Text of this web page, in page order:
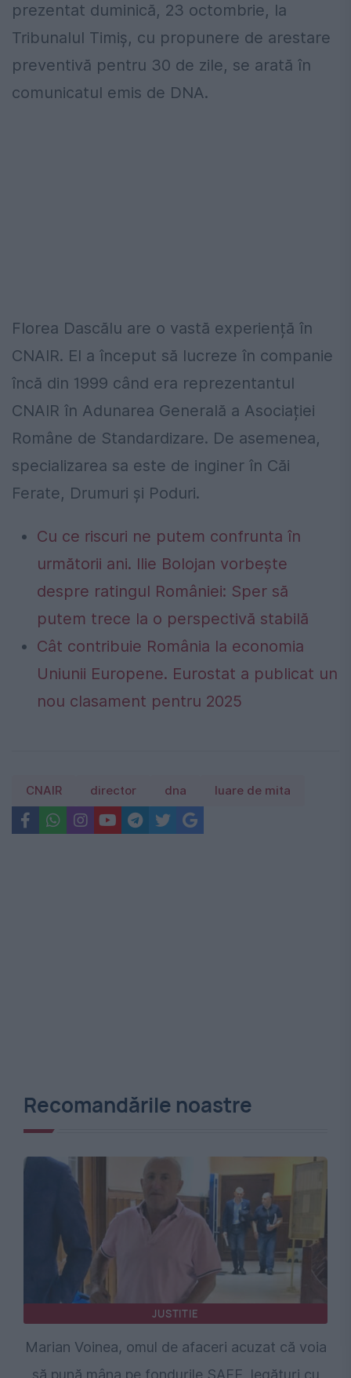
prezentat duminică, 23 octombrie, la
Tribunalul Timiş, cu propunere de arestare
preventivă pentru 30 de zile, se arată în
comunicatul emis de DNA.
Florea Dascălu are o vastă experiență în
CNAIR. El a început să lucreze în companie
încă din 1999 când era reprezentantul
CNAIR în Adunarea Generală a Asociației
Române de Standardizare. De asemenea,
specializarea sa este de inginer în Căi
Ferate, Drumuri și Poduri.
Cu ce riscuri ne putem confrunta în
următorii ani. Ilie Bolojan vorbește
despre ratingul României: Sper să
putem trece la o perspectivă stabilă
Cât contribuie România la economia
Uniunii Europene. Eurostat a publicat un
nou clasament pentru 2025
CNAIR director dna luare de mita
Recomandările noastre
JUSTITIE
Marian Voinea, omul de afaceri acuzat că voia
să pună mâna pe fondurile SAFE, legături cu